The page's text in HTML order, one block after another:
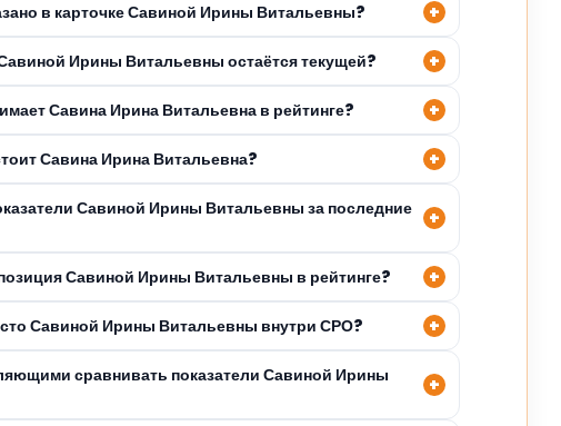
в карточке Савиной Ирины Витальевны?
Ирины Витальевны остаётся текущей?
Савина Ирина Витальевна в рейтинге?
Савина Ирина Витальевна?
Савиной Ирины Витальевны за последние
Савиной Ирины Витальевны в рейтинге?
Савиной Ирины Витальевны внутри СРО?
сравнивать показатели Савиной Ирины